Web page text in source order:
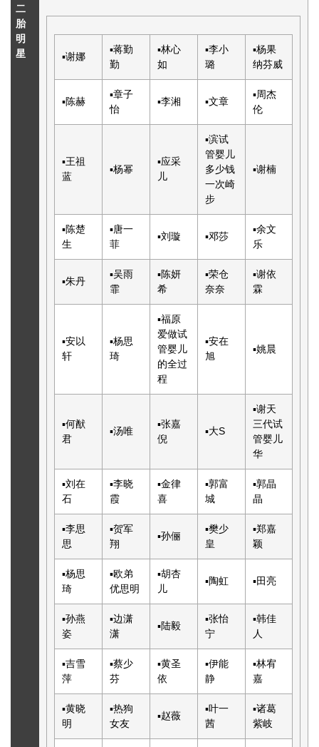
二
胎
明
星
▪谢娜
▪蒋勤
勤
▪林心
如
▪李小
璐
▪杨果
纳芬威
▪陈赫
▪章子
怡
▪李湘 ▪文章
▪周杰
伦
▪王祖
蓝
▪杨幂
▪应采
儿
▪滨试
管婴儿
多少钱
一次崎
步
▪谢楠
▪陈楚
生
▪唐一
菲
▪刘璇 ▪邓莎
▪余文
乐
▪朱丹
▪吴雨
霏
▪陈妍
希
▪荣仓
奈奈
▪谢依
霖
▪安以
轩
▪杨思
琦
▪福原
爱做试
管婴儿
的全过
程
▪安在
旭
▪姚晨
▪何猷
君
▪汤唯
▪张嘉
倪
▪大S
▪谢天
三代试
管婴儿
华
▪刘在
石
▪李晓
霞
▪金律
喜
▪郭富
城
▪郭晶
晶
▪李思
思
▪贺军
翔
▪孙俪
▪樊少
皇
▪郑嘉
颖
▪杨思
琦
▪欧弟
优思明
▪胡杏
儿
▪陶虹 ▪田亮
▪孙燕
姿
▪边潇
潇
▪陆毅
▪张怡
宁
▪韩佳
人
▪吉雪
萍
▪蔡少
芬
▪黄圣
依
▪伊能
静
▪林宥
嘉
▪黄晓
明
▪热狗
女友
▪赵薇
▪叶一
茜
▪诸葛
紫岐